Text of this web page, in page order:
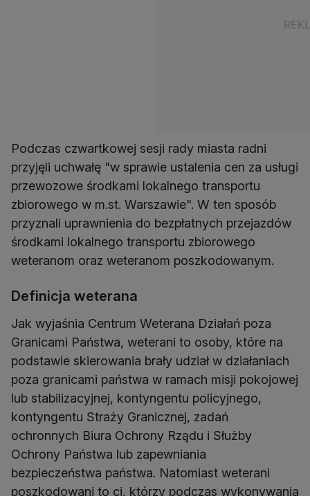
Podczas czwartkowej sesji rady miasta radni
przyjęli uchwałę "w sprawie ustalenia cen za usługi
przewozowe środkami lokalnego transportu
zbiorowego w m.st. Warszawie". W ten sposób
przyznali uprawnienia do bezpłatnych przejazdów
środkami lokalnego transportu zbiorowego
weteranom oraz weteranom poszkodowanym.
Definicja weterana
Jak wyjaśnia Centrum Weterana Działań poza
Granicami Państwa, weterani to osoby, które na
podstawie skierowania brały udział w działaniach
poza granicami państwa w ramach misji pokojowej
lub stabilizacyjnej, kontyngentu policyjnego,
kontyngentu Straży Granicznej, zadań
ochronnych Biura Ochrony Rządu i Służby
Ochrony Państwa lub zapewniania
bezpieczeństwa państwa. Natomiast weterani
poszkodowani to ci, którzy podczas wykonywania